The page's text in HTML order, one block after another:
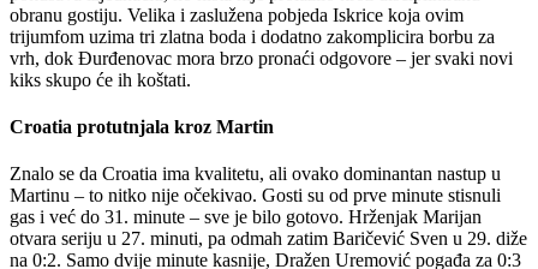
obranu gostiju. Velika i zaslužena pobjeda Iskrice koja ovim
trijumfom uzima tri zlatna boda i dodatno zakomplicira borbu za
vrh, dok Đurđenovac mora brzo pronaći odgovore – jer svaki novi
kiks skupo će ih koštati.
Croatia protutnjala kroz Martin
Znalo se da Croatia ima kvalitetu, ali ovako dominantan nastup u
Martinu – to nitko nije očekivao. Gosti su od prve minute stisnuli
gas i već do 31. minute – sve je bilo gotovo. Hrženjak Marijan
otvara seriju u 27. minuti, pa odmah zatim Baričević Sven u 29. diže
na 0:2. Samo dvije minute kasnije, Dražen Uremović pogađa za 0:3